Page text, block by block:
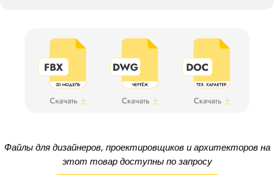
Файлы для дизайнеров, проектировщиков и архитекторов на
этот товар доступны по запросу